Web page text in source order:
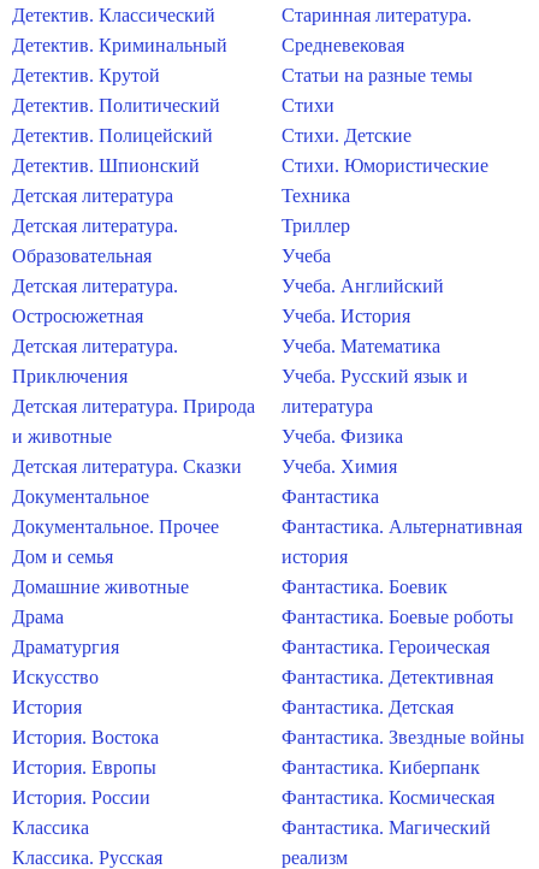
Детектив. Классический
Детектив. Криминальный
Детектив. Крутой
Детектив. Политический
Детектив. Полицейский
Детектив. Шпионский
Детская литература
Детская литература.
Образовательная
Детская литература.
Остросюжетная
Детская литература.
Приключения
Детская литература. Природа
и животные
Детская литература. Сказки
Документальное
Документальное. Прочее
Дом и семья
Домашние животные
Драма
Драматургия
Искусство
История
История. Востока
История. Европы
История. России
Классика
Классика. Русская
Старинная литература.
Средневековая
Статьи на разные темы
Стихи
Стихи. Детские
Стихи. Юмористические
Техника
Триллер
Учеба
Учеба. Английский
Учеба. История
Учеба. Математика
Учеба. Русский язык и
литература
Учеба. Физика
Учеба. Химия
Фантастика
Фантастика. Альтернативная
история
Фантастика. Боевик
Фантастика. Боевые роботы
Фантастика. Героическая
Фантастика. Детективная
Фантастика. Детская
Фантастика. Звездные войны
Фантастика. Киберпанк
Фантастика. Космическая
Фантастика. Магический
реализм